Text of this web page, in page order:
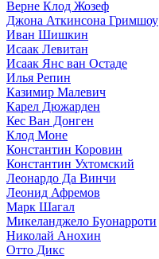
Верне Клод Жозеф
Джона Аткинсона Гримшоу
Иван Шишкин
Исаак Левитан
Исаак Янс ван Остаде
Илья Репин
Казимир Малевич
Карел Дюжарден
Кес Ван Донген
Клод Моне
Константин Коровин
Константин Ухтомский
Леонардо Да Винчи
Леонид Афремов
Марк Шагал
Микеланджело Буонарроти
Николай Анохин
Отто Дикс